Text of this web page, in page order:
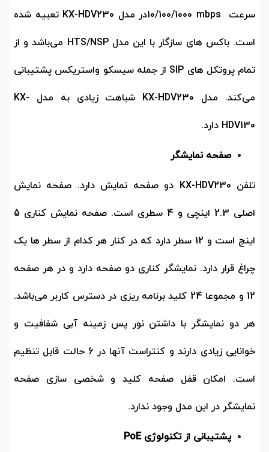
سرعت 10/100/1000 mbpsدر مدل KX-HDV230 تعبیه شده
است. باکس های سازگار با این مدلHTS/NSP می‌باشد و از
تمام پروتکل های SIP از جمله سیسکو واستریکس پشتیبانی
می‌کند. مدل KX-HDV230 شباهت زیادی به مدل KX-
HDV130 دارد.
صفحه نمایشگر
تلفن KX-HDV230 دو صفحه نمایش دارد. صفحه نمایش
اصلی 2.3 اینچی و 4 سطری است. صفحه نمایش کناری 5
اینچ است و 12 سطر دارد که در کنار هر کدام از سطر ها یک
چراغ قرار دارد. نمایشگر کناری دو صفحه دارد و در هر صفحه
12 و مجموعا 24 کلید برنامه ریزی در دسترس کاربر می‌باشد.
هر دو نمایشگر با داشتن نور پس زمینه آبی شفافیت و
خوانایی زیادی دارند و کنتراست آنها در 6 حالت قابل تنظیم
است. امکان قفل صفحه کلید و شخصی سازی صفحه
نمایشگر در این مدل وجود ندارد.
پشتیبانی از تکنولوژیPoE